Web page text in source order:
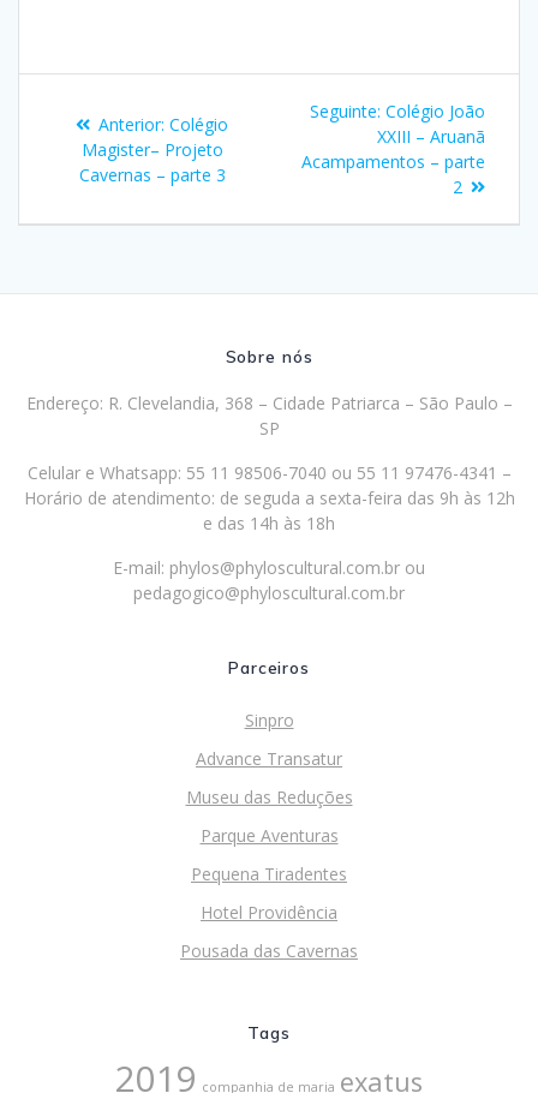
Anterior: Post
anterior:
Colégio
Magister– Projeto
Cavernas – parte 3
Seguinte: Post
seguinte:
Colégio João
XXIII – Aruanã
Acampamentos – parte
2
Sobre nós
Endereço: R. Clevelandia, 368 – Cidade Patriarca – São Paulo –
SP
Celular e Whatsapp: 55 11 98506-7040 ou 55 11 97476-4341 –
Horário de atendimento: de seguda a sexta-feira das 9h às 12h
e das 14h às 18h
E-mail: phylos@phyloscultural.com.br ou
pedagogico@phyloscultural.com.br
Parceiros
Sinpro
Advance Transatur
Museu das Reduções
Parque Aventuras
Pequena Tiradentes
Hotel Providência
Pousada das Cavernas
Tags
2019 companhia de maria exatus